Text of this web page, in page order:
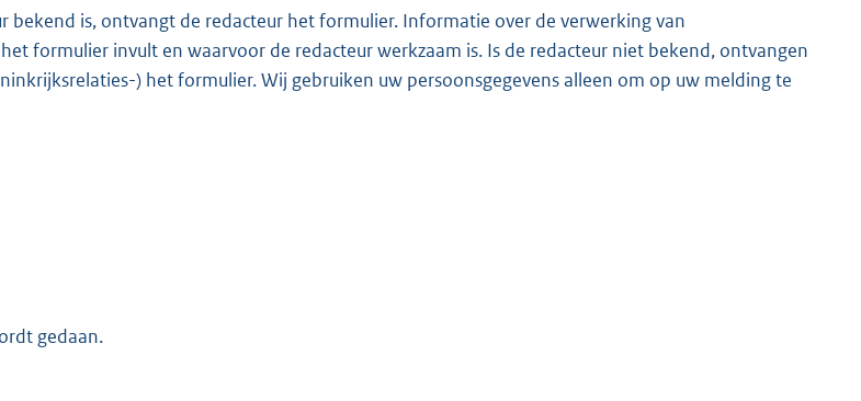
is, ontvangt de redacteur het formulier. Informatie over de verwerking van
de redacteur werkzaam is. Is de redacteur niet bekend, ontvangen
) het formulier. Wij gebruiken uw persoonsgegevens alleen om op uw melding te
gedaan.